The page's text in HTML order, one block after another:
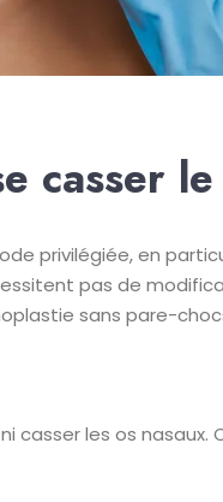
casser
privilégiée, en
pas de
sans pare-
casser les os nasaux.